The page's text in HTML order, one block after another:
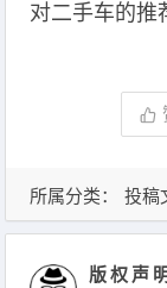
对二手车的推
所属分类： 投稿
版权声